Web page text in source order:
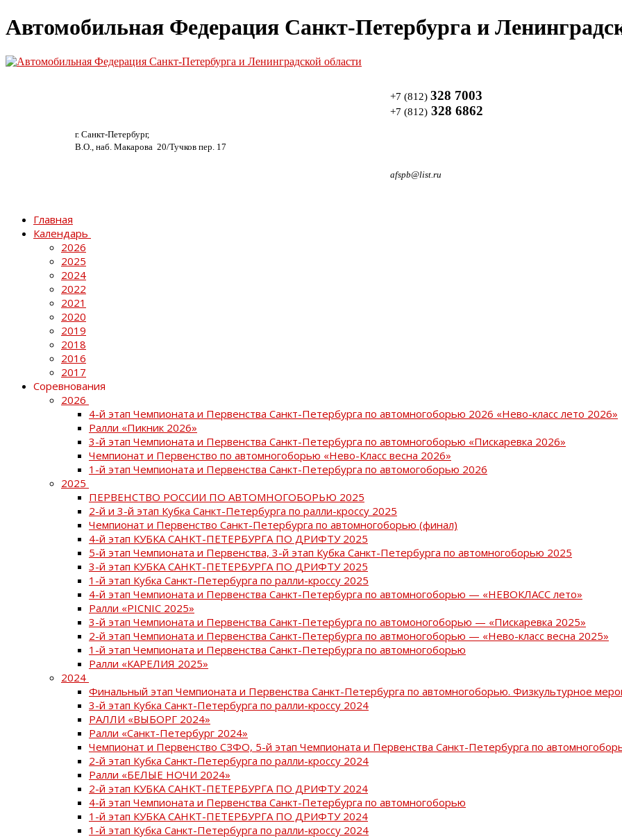
Автомобильная Федерация Санкт-Петербурга и
г. Санкт-Петербург,
В.О., наб. Макарова 20/Тучков пер. 17
+7 (812) 328 7003
+7 (812) 328 6862
afspb@list.ru
Главная
Календарь
2026
2025
2024
2022
2021
2020
2019
2018
2016
2017
Соревнования
2026
4-й этап Чемпионата и Первенства Санкт-Петербурга по автомногоборью 2026 «Нево-класс лето 2026»
Ралли «Пикник 2026»
3-й этап Чемпионата и Первенства Санкт-Петербурга по автомногоборью «Пискаревка 2026»
Чемпионат и Первенство по автомногоборью «Нево-Класс весна 2026»
1-й этап Чемпионата и Первенства Санкт-Петербурга по автомогоборью 2026
2025
ПЕРВЕНСТВО РОССИИ ПО АВТОМНОГОБОРЬЮ 2025
2-й и 3-й этап Кубка Санкт-Петербурга по ралли-кроссу 2025
Чемпионат и Первенство Санкт-Петербурга по автомногоборью (финал)
4-й этап КУБКА САНКТ-ПЕТЕРБУРГА ПО ДРИФТУ 2025
5-й этап Чемпионата и Первенства, 3-й этап Кубка Санкт-Петербурга по автомногоборью 2025
3-й этап КУБКА САНКТ-ПЕТЕРБУРГА ПО ДРИФТУ 2025
1-й этап Кубка Санкт-Петербурга по ралли-кроссу 2025
4-й этап Чемпионата и Первенства Санкт-Петербурга по автомногоборью — «НЕВОКЛАСС лето»
Ралли «PICNIC 2025»
3-й этап Чемпионата и Первенства Санкт-Петербурга по автомоногоборью — «Пискаревка 2025»
2-й этап Чемпионата и Первенства Санкт-Петербурга по автмоногоборью — «Нево-класс весна 2025»
1-й этап Чемпионата и Первенства Санкт-Петербурга по автомногоборью
Ралли «КАРЕЛИЯ 2025»
2024
Финальный этап Чемпионата и Первенства Санкт-Петербурга по автомногоборью. Физкультурное
3-й этап Кубка Санкт-Петербурга по ралли-кроссу 2024
РАЛЛИ «ВЫБОРГ 2024»
Ралли «Санкт-Петербург 2024»
Чемпионат и Первенство СЗФО, 5-й этап Чемпионата и Первенства Санкт-Петербурга по
2-й этап Кубка Санкт-Петербурга по ралли-кроссу 2024
Ралли «БЕЛЫЕ НОЧИ 2024»
2-й этап КУБКА САНКТ-ПЕТЕРБУРГА ПО ДРИФТУ 2024
4-й этап Чемпионата и Первенства Санкт-Петербурга по автомногоборью
1-й этап КУБКА САНКТ-ПЕТЕРБУРГА ПО ДРИФТУ 2024
1-й этап Кубка Санкт-Петербурга по ралли-кроссу 2024